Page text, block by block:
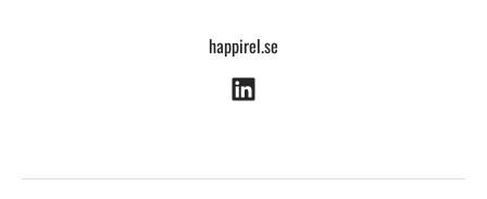
happirel.se